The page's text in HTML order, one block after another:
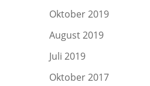
Oktober 2019
August 2019
Juli 2019
Oktober 2017